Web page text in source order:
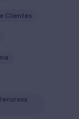
Clientes